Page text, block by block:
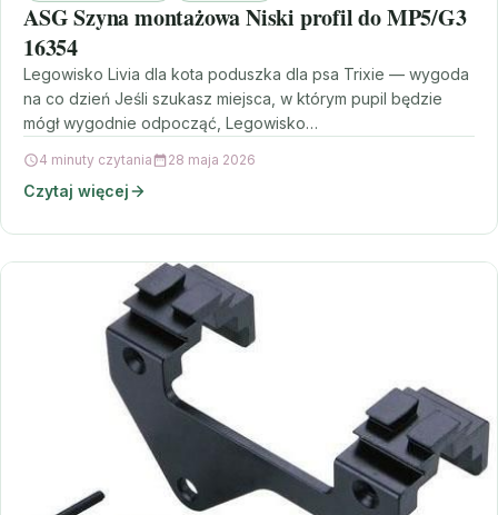
ASG Szyna montażowa Niski profil do MP5/G3
16354
Legowisko Livia dla kota poduszka dla psa Trixie — wygoda
na co dzień Jeśli szukasz miejsca, w którym pupil będzie
mógł wygodnie odpocząć, Legowisko…
4 minuty czytania 28 maja 2026
Czytaj więcej